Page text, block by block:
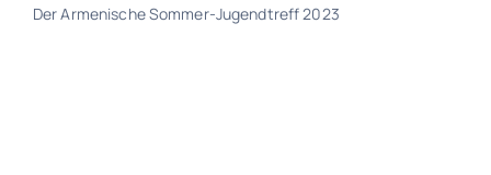
Der Armenische Sommer-Jugendtreff 2023